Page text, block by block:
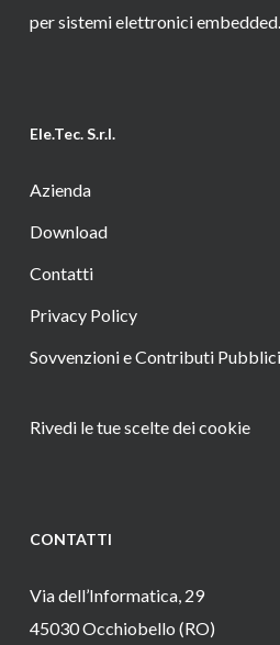
per sistemi elettronici embedded.
Ele.Tec. S.r.l.
Azienda
Download
Contatti
Privacy Policy
Sovvenzioni e Contributi Pubblici
Rivedi le tue scelte dei cookie
CONTATTI
Via dell’Informatica, 29
45030 Occhiobello (RO)